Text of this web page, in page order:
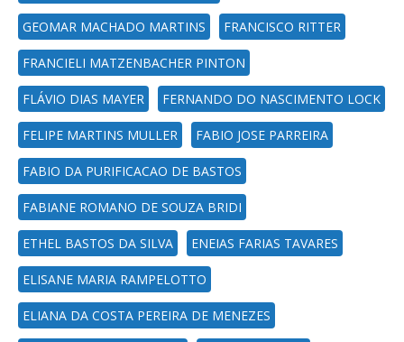
GEOMAR MACHADO MARTINS FRANCISCO RITTER
FRANCIELI MATZENBACHER PINTON
FLÁVIO DIAS MAYER FERNANDO DO NASCIMENTO LOCK
FELIPE MARTINS MULLER FABIO JOSE PARREIRA
FABIO DA PURIFICACAO DE BASTOS
FABIANE ROMANO DE SOUZA BRIDI
ETHEL BASTOS DA SILVA ENEIAS FARIAS TAVARES
ELISANE MARIA RAMPELOTTO
ELIANA DA COSTA PEREIRA DE MENEZES